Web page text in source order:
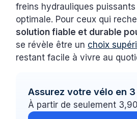
freins hydrauliques
optimale. Pour ceux qui
solution fiable et durable
se révèle être un choix
restant facile à vivre au
Assurez votre vélo en
À partir de seulement